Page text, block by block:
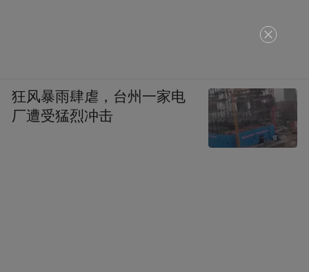
文化走亲，走的是情谊，亲的是人心。此次
余姚与松阳的文化邂逅，不仅让余姚的戏曲
魅力与非遗风采在异地绽放光彩，更搭建起
狂风暴雨肆虐，台州一家电
厂遭受猛烈冲击